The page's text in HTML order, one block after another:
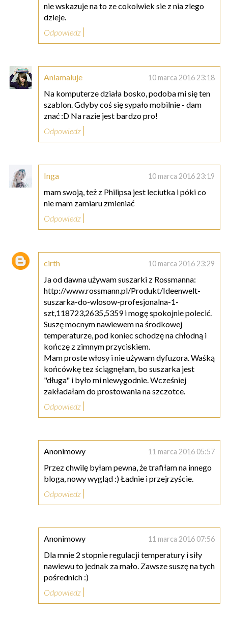
nie wskazuje na to ze cokolwiek sie z nia zlego
dzieje.
Odpowiedz
Aniamaluje 10 marca 2016 23:18
Na komputerze działa bosko, podoba mi się ten
szablon. Gdyby coś się sypało mobilnie - dam
znać :D Na razie jest bardzo pro!
Odpowiedz
Inga 10 marca 2016 23:19
mam swoją, też z Philipsa jest leciutka i póki co
nie mam zamiaru zmieniać
Odpowiedz
cirth 10 marca 2016 23:29
Ja od dawna używam suszarki z Rossmanna:
http://www.rossmann.pl/Produkt/Ideenwelt-
suszarka-do-wlosow-profesjonalna-1-
szt,118723,2635,5359 i mogę spokojnie polecić.
Suszę mocnym nawiewem na środkowej
temperaturze, pod koniec schodzę na chłodną i
kończę z zimnym przyciskiem.
Mam proste włosy i nie używam dyfuzora. Waśką
końcówkę tez ściągnęłam, bo suszarka jest
"długa" i było mi niewygodnie. Wcześniej
zakładałam do prostowania na szczotce.
Odpowiedz
Anonimowy 11 marca 2016 05:57
Przez chwilę byłam pewna, że trafiłam na innego
bloga, nowy wygląd :) Ładnie i przejrzyście.
Odpowiedz
Anonimowy 11 marca 2016 07:56
Dla mnie 2 stopnie regulacji temperatury i siły
nawiewu to jednak za mało. Zawsze suszę na tych
pośrednich :)
Odpowiedz